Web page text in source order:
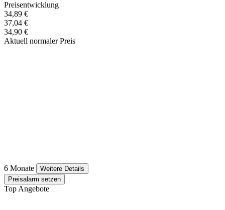
Preisentwicklung
34,89 €
37,04 €
34,90 €
Aktuell normaler Preis
6 Monate
Weitere Details
Preisalarm setzen
Top Angebote